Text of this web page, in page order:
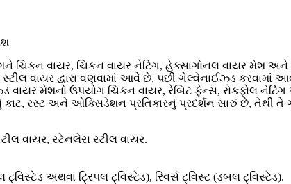
ચિકન વાયર, ચિકન વાયર નેટિંગ, હેક્સાગોનલ વાયર મેશ
સ્ટીલ વાયર દ્વારા વણવામાં આવે છે, પછી ગેલ્વેનાઈઝ્ડ
વાયર મેશનો ઉપયોગ ચિકન વાયર, રેબિટ ફેન્સ, રોકફોલ
રસ્ટ અને ઓક્સિડેશન પ્રતિકારનું પ્રદર્શન સારું છે, તેથી તે
વાયર, સ્ટેનલેસ સ્ટીલ વાયર.
અથવા ટ્રિપલ ટ્વિસ્ટેડ), રિવર્સ ટ્વિસ્ટ (ડબલ ટ્વિસ્ટેડ).